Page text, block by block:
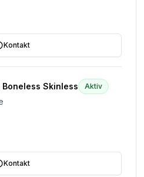
Kontakt
Skinless Aktiv
Kontakt